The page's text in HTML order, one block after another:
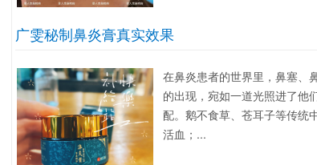
广雯秘制鼻炎膏真实效果
在鼻炎患者的世界里，鼻塞、
的出现，宛如一道光照进了他
配。鹅不食草、苍耳子等传统
活血；...